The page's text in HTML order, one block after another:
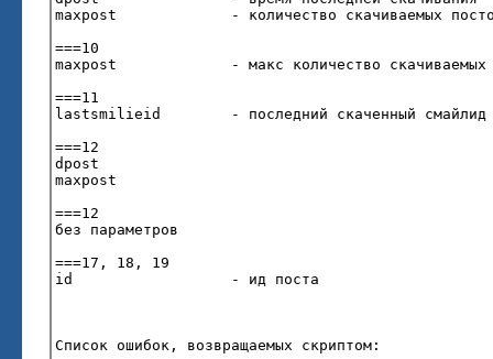
maxpost - количество скачиваемых
===10
maxpost - макс количество скачиваемых
===11
lastsmilieid - последний скаченный
===12
dpost
maxpost
===12
без параметров
===17, 18, 19
id - ид поста
Список ошибок, возвращаемых скриптом: